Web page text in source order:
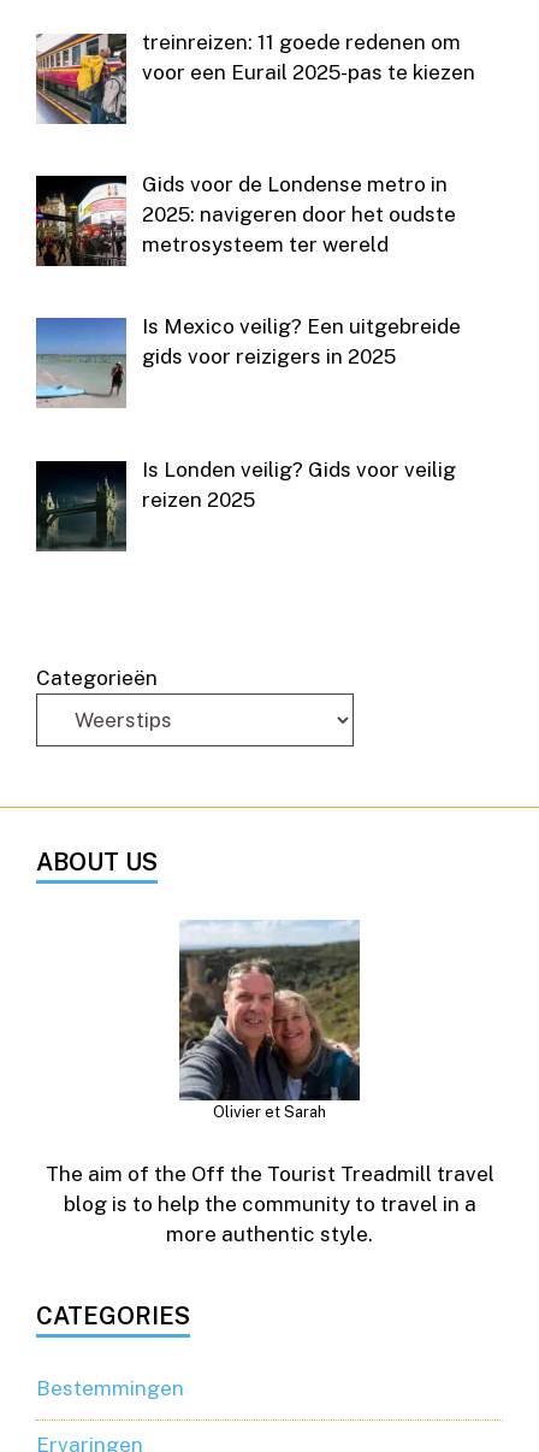
treinreizen: 11 goede redenen om
voor een Eurail 2025-pas te kiezen
Gids voor de Londense metro in
2025: navigeren door het oudste
metrosysteem ter wereld
Is Mexico veilig? Een uitgebreide
gids voor reizigers in 2025
Is Londen veilig? Gids voor veilig
reizen 2025
Categorieën
ABOUT US
Olivier et Sarah
The aim of the Off the Tourist Treadmill travel
blog is to help the community to travel in a
more authentic style.
CATEGORIES
Bestemmingen
Ervaringen